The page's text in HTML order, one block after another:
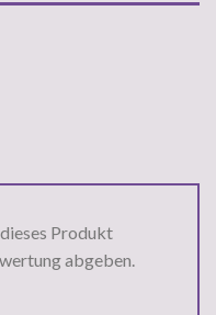
Produkt
abgeben.